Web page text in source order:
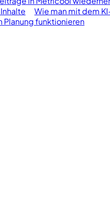
Wie man mit dem
Planung funktionieren